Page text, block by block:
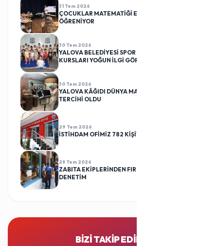
31 Tem 2026
ÇOCUKLAR MATEMATİĞİ EĞLENEREK
ÖĞRENİYOR
30 Tem 2026
YALOVA BELEDİYESİ SPOR KULÜBÜ CİMNASTİK
KURSLARI YOĞUN İLGİ GÖRÜYOR
30 Tem 2026
YALOVA KÂĞIDI DÜNYA MARKALARININ
TERCİHİ OLDU
29 Tem 2026
İSTİHDAM OFİMİZ 782 KİŞİYİ İŞ SAHİBİ YAPTI
28 Tem 2026
ZABITA EKİPLERİNDEN FIRINLARA RUTİN
DENETİM
BIZI TAKIP EDIN